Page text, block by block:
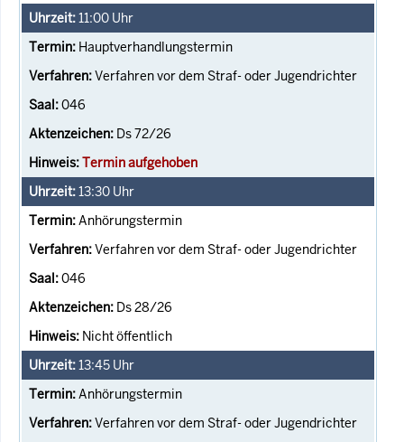
11:00 Uhr
Hauptverhandlungstermin
Verfahren vor dem Straf- oder Jugendrichter
046
Ds 72/26
Termin aufgehoben
13:30 Uhr
Anhörungstermin
Verfahren vor dem Straf- oder Jugendrichter
046
Ds 28/26
Nicht öffentlich
13:45 Uhr
Anhörungstermin
Verfahren vor dem Straf- oder Jugendrichter